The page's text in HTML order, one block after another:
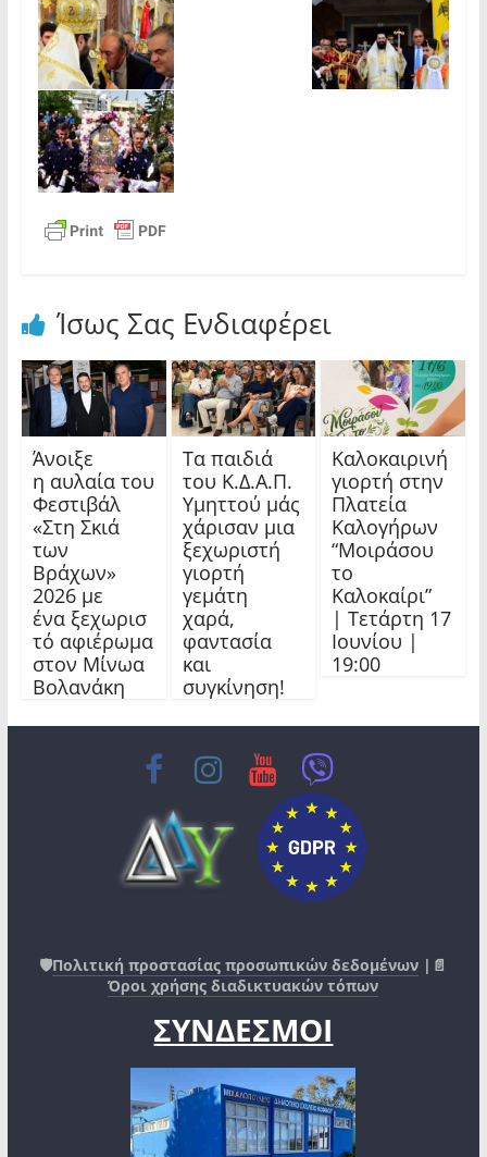
Ίσως Σας Ενδιαφέρει
Άνοιξε
η αυλαία του
Φεστιβάλ
«Στη Σκιά
των
Βράχων»
2026 με
ένα ξεχωρισ
τό αφιέρωμα
στον Μίνωα
Βολανάκη
Τα παιδιά
του Κ.Δ.Α.Π.
Υμηττού μάς
χάρισαν μια
ξεχωριστή
γιορτή
γεμάτη
χαρά,
φαντασία
και
συγκίνηση!
Καλοκαιρινή
γιορτή στην
Πλατεία
Καλογήρων
“Μοιράσου
το
Καλοκαίρι”
| Τετάρτη 17
Ιουνίου |
19:00
🛡️Πολιτική προστασίας προσωπικών δεδομένων |📄
Όροι χρήσης διαδικτυακών τόπων
ΣΥΝΔΕΣΜΟΙ